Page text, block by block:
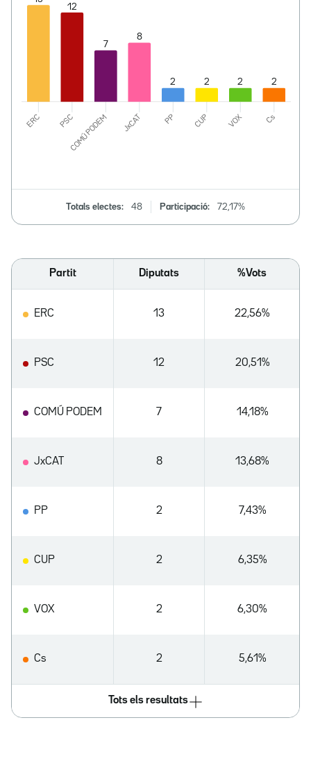
Totals electes: 48 Participació: 72,17%
Partit Diputats %Vots
ERC 13 22,56%
PSC 12 20,51%
COMÚ PODEM 7 14,18%
JxCAT 8 13,68%
PP 2 7,43%
CUP 2 6,35%
VOX 2 6,30%
Cs 2 5,61%
Tots els resultats